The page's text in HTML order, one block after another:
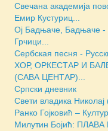
Свечана академија
Емир Кустуриц...
Ој Бадњаче, Бадњаче -
Грчици...
Сербская песня -
ХОР, ОРКЕСТАР И
(САВА ЦЕНТАР)...
Српски дневник
Свети владика
Ранко Гојковић –
Милутин Бојић: